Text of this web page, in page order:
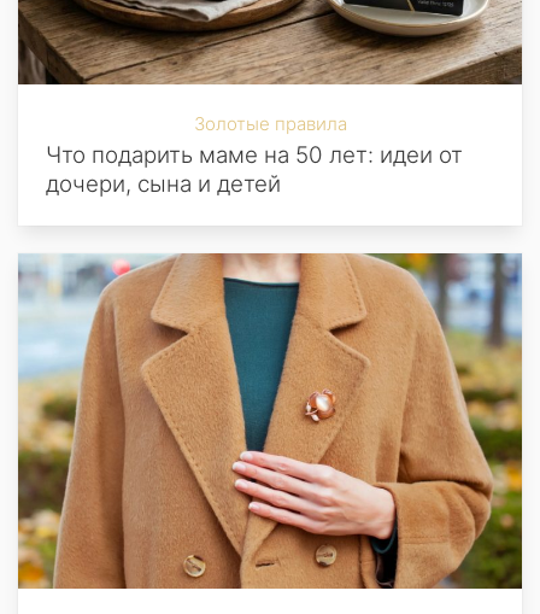
Золотые правила
Что подарить маме на 50 лет: идеи от
дочери, сына и детей